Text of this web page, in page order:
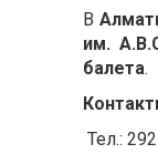
В
им.
балета.
Тел.: